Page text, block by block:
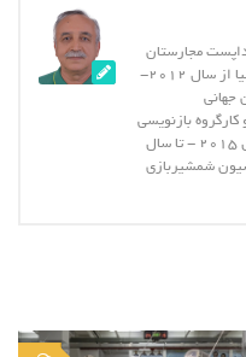
مجارستان
عضو کمیته فنی کنفدراسیون شمشیربازی آسیا از سال 2012-
جهانی
دارد عضو کارگروه بازنویسی
قوانین فدراسیون جهانی شمشیربازی از سال 2015 - تا سال
شمشیربازی